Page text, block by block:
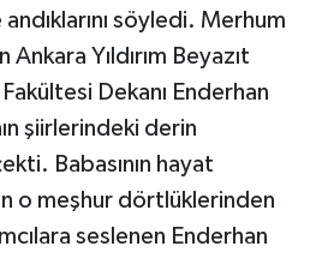
söyledi. Merhum
Yıldırım Beyazıt
Dekanı Enderhan
şiirlerindeki derin
Babasının hayat
o meşhur dörtlüklerinden
seslenen Enderhan